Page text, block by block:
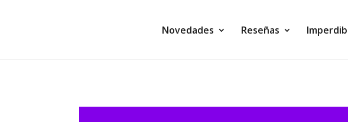
Novedades Reseñas